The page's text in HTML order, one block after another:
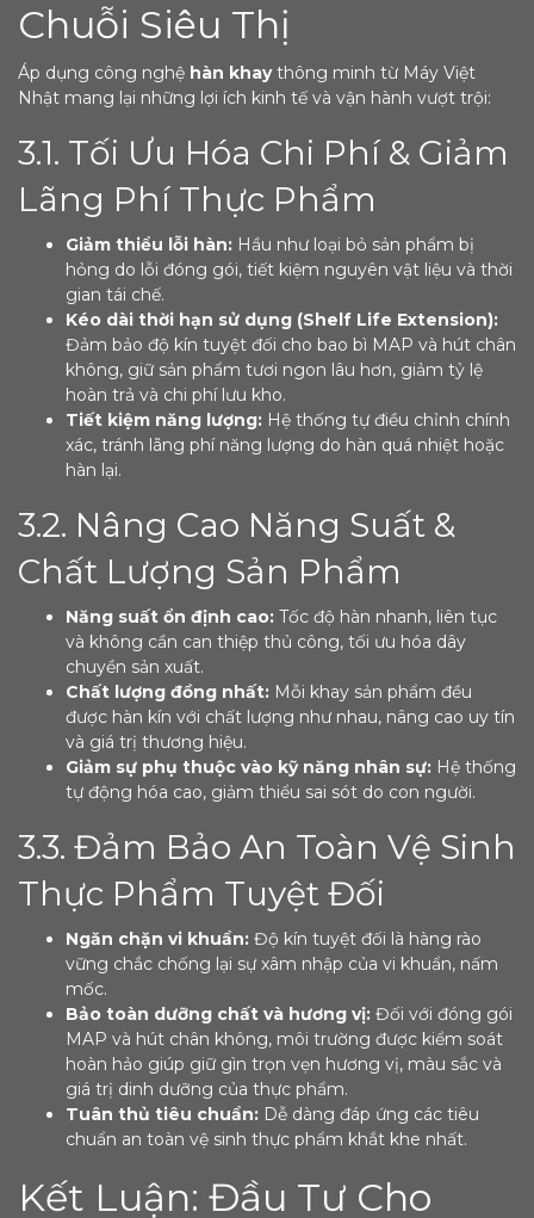
Chuỗi Siêu Thị
Áp dụng công nghệ hàn khaythông minh từ Máy Việt
Nhật mang lại những lợi ích kinh tế và vận hành vượt trội:
3.1. Tối Ưu Hóa Chi Phí & Giảm
Lãng Phí Thực Phẩm
Giảm thiểu lỗi hàn: Hầu như loại bỏ sản phẩm bị
hỏng do lỗi đóng gói, tiết kiệm nguyên vật liệu và thời
gian tái chế.
Kéo dài thời hạn sử dụng (Shelf Life Extension):
Đảm bảo độ kín tuyệt đối cho bao bì MAP và hút chân
không, giữ sản phẩm tươi ngon lâu hơn, giảm tỷ lệ
hoàn trả và chi phí lưu kho.
Tiết kiệm năng lượng: Hệ thống tự điều chỉnh chính
xác, tránh lãng phí năng lượng do hàn quá nhiệt hoặc
hàn lại.
3.2. Nâng Cao Năng Suất &
Chất Lượng Sản Phẩm
Năng suất ổn định cao: Tốc độ hàn nhanh, liên tục
và không cần can thiệp thủ công, tối ưu hóa dây
chuyền sản xuất.
Chất lượng đồng nhất: Mỗi khay sản phẩm đều
được hàn kín với chất lượng như nhau, nâng cao uy tín
và giá trị thương hiệu.
Giảm sự phụ thuộc vào kỹ năng nhân sự: Hệ thống
tự động hóa cao, giảm thiểu sai sót do con người.
3.3. Đảm Bảo An Toàn Vệ Sinh
Thực Phẩm Tuyệt Đối
Ngăn chặn vi khuẩn: Độ kín tuyệt đối là hàng rào
vững chắc chống lại sự xâm nhập của vi khuẩn, nấm
mốc.
Bảo toàn dưỡng chất và hương vị: Đối với đóng gói
MAP và hút chân không, môi trường được kiểm soát
hoàn hảo giúp giữ gìn trọn vẹn hương vị, màu sắc và
giá trị dinh dưỡng của thực phẩm.
Tuân thủ tiêu chuẩn: Dễ dàng đáp ứng các tiêu
chuẩn an toàn vệ sinh thực phẩm khắt khe nhất.
Kết Luận: Đầu Tư Cho